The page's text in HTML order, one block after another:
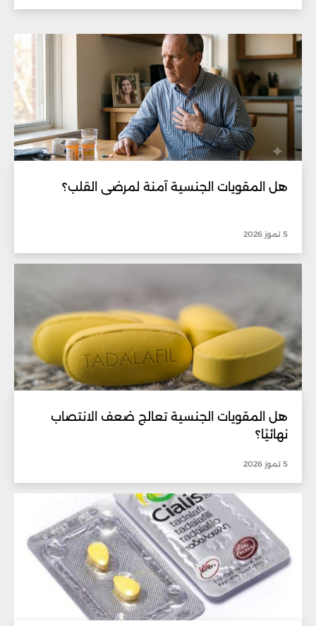
هل المقويات الجنسية آمنة لمرضى القلب؟
5 تموز 2026
هل المقويات الجنسية تعالج ضعف الانتصاب
نهائيًا؟
5 تموز 2026